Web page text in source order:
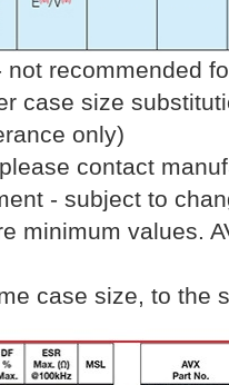
not recommended
case size
only)
contact
- subject to
minimum values.
case size, to the